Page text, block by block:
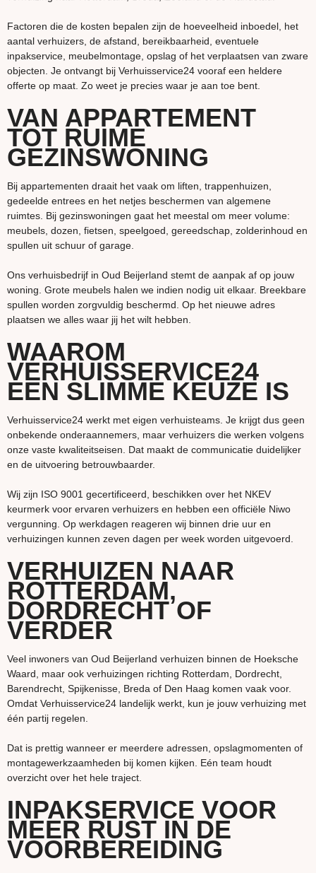
Factoren die de kosten bepalen zijn de hoeveelheid inboedel, het
aantal verhuizers, de afstand, bereikbaarheid, eventuele
inpakservice, meubelmontage, opslag of het verplaatsen van zware
objecten. Je ontvangt bij Verhuisservice24 vooraf een heldere
offerte op maat. Zo weet je precies waar je aan toe bent.
VAN APPARTEMENT
TOT RUIME
GEZINSWONING
Bij appartementen draait het vaak om liften, trappenhuizen,
gedeelde entrees en het netjes beschermen van algemene
ruimtes. Bij gezinswoningen gaat het meestal om meer volume:
meubels, dozen, fietsen, speelgoed, gereedschap, zolderinhoud en
spullen uit schuur of garage.
Ons verhuisbedrijf in Oud Beijerland stemt de aanpak af op jouw
woning. Grote meubels halen we indien nodig uit elkaar. Breekbare
spullen worden zorgvuldig beschermd. Op het nieuwe adres
plaatsen we alles waar jij het wilt hebben.
WAAROM
VERHUISSERVICE24
EEN SLIMME KEUZE IS
Verhuisservice24 werkt met eigen verhuisteams. Je krijgt dus geen
onbekende onderaannemers, maar verhuizers die werken volgens
onze vaste kwaliteitseisen. Dat maakt de communicatie duidelijker
en de uitvoering betrouwbaarder.
Wij zijn ISO 9001 gecertificeerd, beschikken over het NKEV
keurmerk voor ervaren verhuizers en hebben een officiële Niwo
vergunning. Op werkdagen reageren wij binnen drie uur en
verhuizingen kunnen zeven dagen per week worden uitgevoerd.
VERHUIZEN NAAR
ROTTERDAM,
DORDRECHT OF
VERDER
Veel inwoners van Oud Beijerland verhuizen binnen de Hoeksche
Waard, maar ook verhuizingen richting Rotterdam, Dordrecht,
Barendrecht, Spijkenisse, Breda of Den Haag komen vaak voor.
Omdat Verhuisservice24 landelijk werkt, kun je jouw verhuizing met
één partij regelen.
Dat is prettig wanneer er meerdere adressen, opslagmomenten of
montagewerkzaamheden bij komen kijken. Eén team houdt
overzicht over het hele traject.
INPAKSERVICE VOOR
MEER RUST IN DE
VOORBEREIDING